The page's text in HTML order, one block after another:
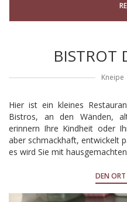
BISTROT
Kneipe
Hier ist ein kleines
Bistros, an den Wänden,
erinnern Ihre Kindheit oder
aber schmackhaft, entwickelt
es wird Sie mit
DEN ORT